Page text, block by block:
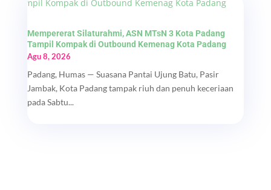
Mempererat Silaturahmi, ASN MTsN 3 Kota Padang
Tampil Kompak di Outbound Kemenag Kota Padang
Agu 8, 2026
Padang, Humas — Suasana Pantai Ujung Batu, Pasir
Jambak, Kota Padang tampak riuh dan penuh keceriaan
pada Sabtu...